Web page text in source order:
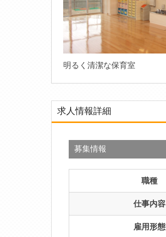
明るく清潔な保育室
求人情報詳細
募集情報
職種
仕事内容
雇用形態